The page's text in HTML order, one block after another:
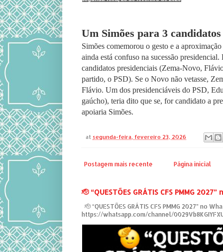
Um Simões para 3 candidatos
Simões comemorou o gesto e a
ainda está confuso na sucessão
candidatos presidenciais (Zema-Novo,
partido, o PSD). Se o Novo não vetasse,
Flávio. Um dos presidenciáveis do PSD,
gaúcho), teria dito que se, for candidato a
apoiaria Simões.
at segunda-feira, fevereiro 23, 2026
Postagem mais recente Página inicial
‎🫡 “QUESTÕES GRÁTIS CFS PMMG
🫡 “QUESTÕES GRÁTIS CFS PMMG 2027” no
https://whatsapp.com/channel/